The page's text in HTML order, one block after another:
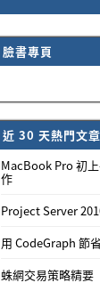
臉書專頁
近 30 天熱門文章
MacBook Pro 初
作
Project Server
用 CodeGraph 節
蛛網交易策略精要